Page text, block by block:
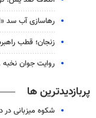
رهاسازی آب سد
زنجان؛ قطب
روایت جوان نخبه ۱۸ ساله مشهدی که جانش را سپر امنیت مردم کرد
پربازدیدترین ها
شکوه میزبانی در